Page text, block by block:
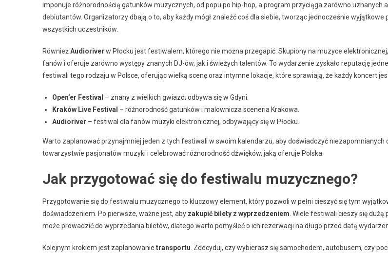
imponuje różnorodnością gatunków muzycznych, od popu po hip-hop, a program przyciąga zarówno uznanych
debiutantów. Organizatorzy dbają o to, aby każdy mógł znaleźć coś dla siebie, tworząc jednocześnie wyjątkowe
wszystkich uczestników.
RównieżAudioriver w Płocku jest festiwalem, którego nie można przegapić. Skupiony na muzyce
fanów i oferuje zarówno występy znanych DJ-ów, jak i świeżych talentów. To wydarzenie zyskało reputację
festiwali tego rodzaju w Polsce, oferując wielką scenę oraz intymne lokacje, które sprawiają, że każdy koncert
Open’er Festival – znany z wielkich gwiazd; odbywa się w Gdyni.
Kraków Live Festival – różnorodność gatunków i malownicza sceneria Krakowa.
Audioriver – festiwal dla fanów muzyki elektronicznej, odbywający się w Płocku.
Warto zaplanować przynajmniej jeden z tych festiwali w swoim kalendarzu, aby doświadczyć niezapomnianych
towarzystwie pasjonatów muzyki i celebrować różnorodność dźwięków, jaką oferuje Polska.
Jak przygotować się do festiwalu muzycznego?
Przygotowanie się do festiwalu muzycznego to kluczowy element, który pozwoli w pełni cieszyć się tym
doświadczeniem. Po pierwsze, ważne jest, aby zakupić bilety z wyprzedzeniem . Wiele festiwali cieszy się dużą
może prowadzić do wyprzedania biletów, dlatego warto pomyśleć o ich rezerwacji na długo przed datą
Kolejnym krokiem jest zaplanowanie transportu . Zdecyduj, czy wybierasz się samochodem, autobusem, czy